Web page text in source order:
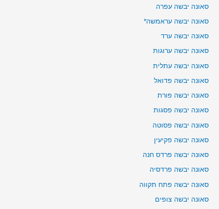
סאונה יבשה עפרה
סאונה יבשה עראמשה*
סאונה יבשה ערד
סאונה יבשה ערוגות
סאונה יבשה עתלית
סאונה יבשה פדואל
סאונה יבשה פורת
סאונה יבשה פסגות
סאונה יבשה פסוטה
סאונה יבשה פקיעין
סאונה יבשה פרדס חנה
סאונה יבשה פרדסיה
סאונה יבשה פתח תקווה
סאונה יבשה צופים